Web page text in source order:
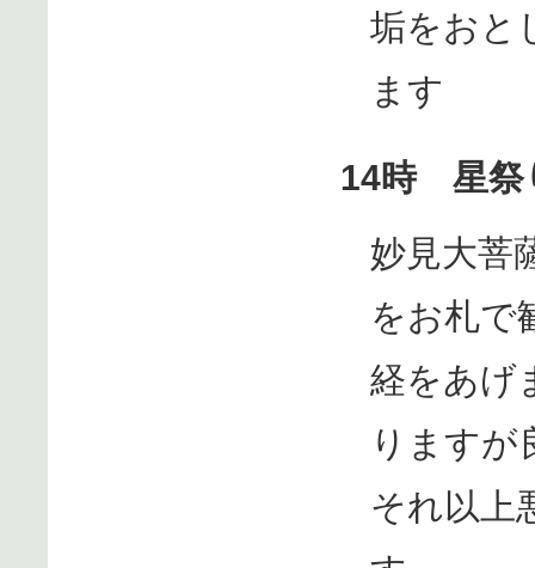
垢をおと
ます
14時 星祭
妙見大菩
をお札で
経をあげ
ります
それ以上